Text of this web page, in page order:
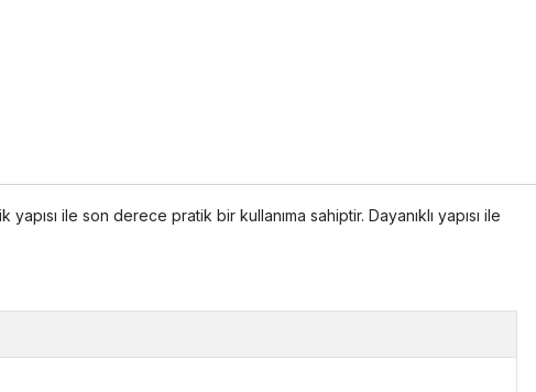
ile son derece pratik bir kullanıma sahiptir. Dayanıklı yapısı ile